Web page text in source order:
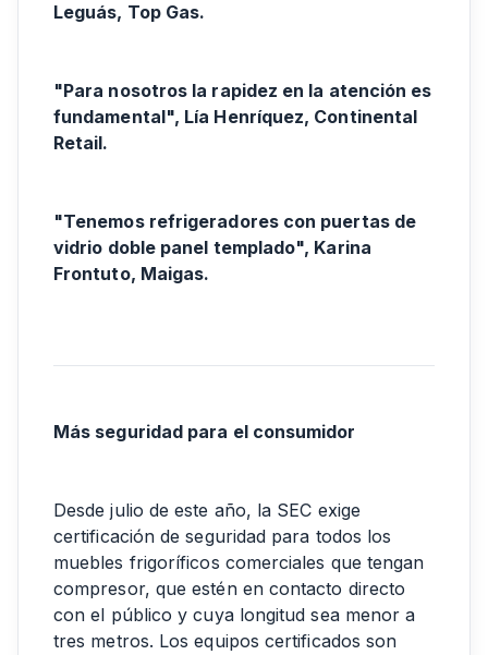
Leguás, Top Gas.
"Para nosotros la rapidez en la atención es
fundamental", Lía Henríquez, Continental
Retail.
"Tenemos refrigeradores con puertas de
vidrio doble panel templado", Karina
Frontuto, Maigas.
Más seguridad para el consumidor
Desde julio de este año, la SEC exige
certificación de seguridad para todos los
muebles frigoríficos comerciales que tengan
compresor, que estén en contacto directo
con el público y cuya longitud sea menor a
tres metros. Los equipos certificados son